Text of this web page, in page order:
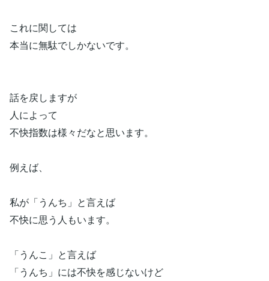
これに関しては
本当に無駄でしかないです。
話を戻しますが
人によって
不快指数は様々だなと思います。
例えば、
私が「うんち」と言えば
不快に思う人もいます。
「うんこ」と言えば
「うんち」には不快を感じないけど